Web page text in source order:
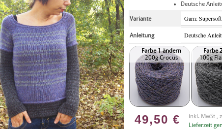
Deutsche
Variante
Anleitung
Farbe 1 ändern
200g Crocus
Farbe
100g
49,50 € inkl. MwSt ,
Lieferzeit